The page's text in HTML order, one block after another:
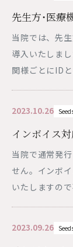
先生方・医
当院では、先
導入いたしま
関様ごとにID
2023.10.26
インボイス
当院で通常発
せん。インボ
いたしますの
2023.09.26